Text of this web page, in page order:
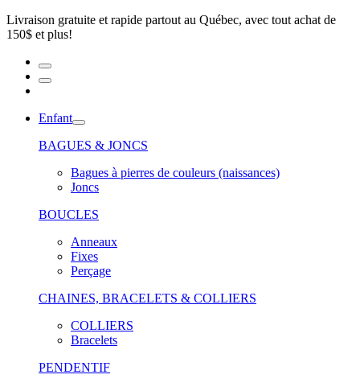
Livraison gratuite et rapide partout au Québec, avec tout achat de
150$ et plus!
Enfant
BAGUES & JONCS
Bagues à pierres de couleurs (naissances)
Joncs
BOUCLES
Anneaux
Fixes
Perçage
CHAINES, BRACELETS & COLLIERS
COLLIERS
Bracelets
PENDENTIF